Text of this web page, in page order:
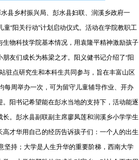
县乡村振兴局、彭水县妇联、润溪乡政府一
童“阳关行动”计划启动仪式。活动在学院教职工
物科技学院基本情况，用袁隆平精神激励孩子
友们成长为栋梁之才。阳义健书记介绍了“阳
驻点研究生和本科生共同参与，旨在丰富山区
每周举办一次，可为留守儿童辅导作业、开办
阳书记希望能在彭水当地的支持下，活动能逐
。彭水县副联副主席廖凤莲和润溪乡小学学生
才华用自己的经历告诉孩子们：一个人的出生
坚持；大学是人生升华的重要阶梯，西南大学